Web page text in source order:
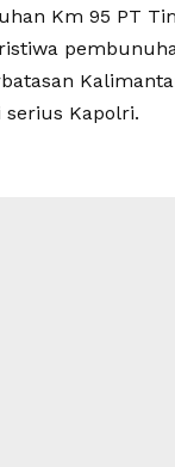
Km 95 PT
serius Kapolri.